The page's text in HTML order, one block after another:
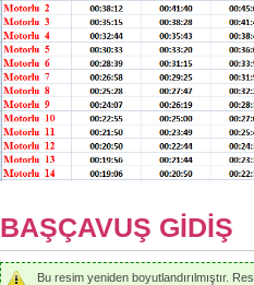
BAŞÇAVUŞ GİDİŞ
Bu resim yeniden boyutlandırılmıştır.